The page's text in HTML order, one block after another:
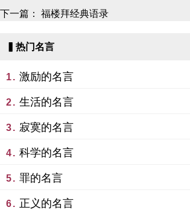
下一篇： 福楼拜经典语录
▍热门名言
1. 激励的名言
2. 生活的名言
3. 寂寞的名言
4. 科学的名言
5. 罪的名言
6. 正义的名言